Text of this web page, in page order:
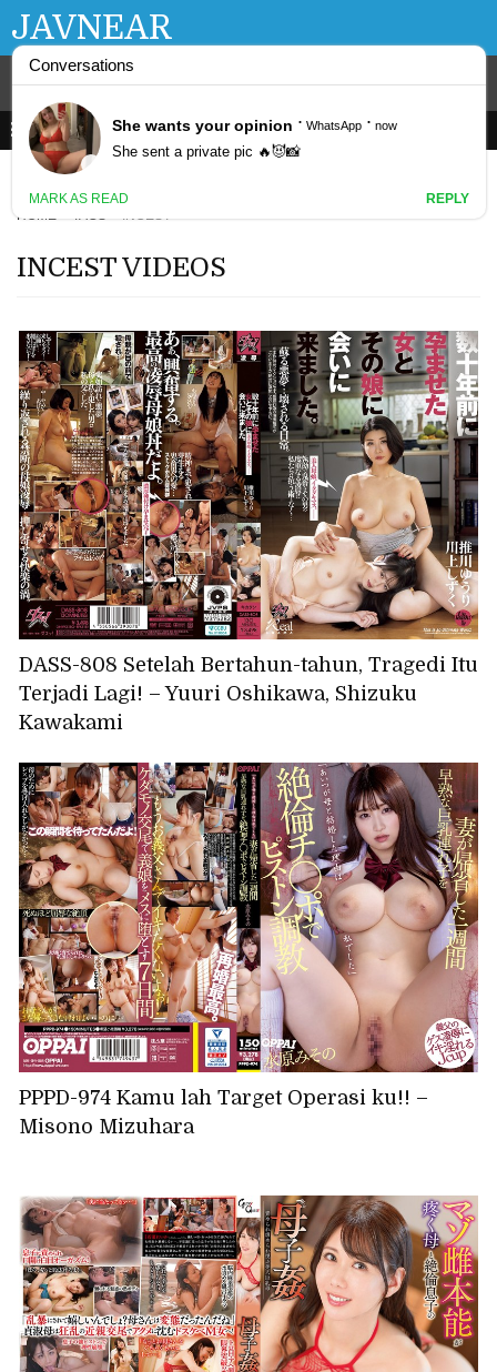
JAVNEAR
HOME TAGS INCEST
INCEST VIDEOS
DASS-808 Setelah Bertahun-tahun, Tragedi Itu
Terjadi Lagi! – Yuuri Oshikawa, Shizuku
Kawakami
PPPD-974 Kamu lah Target Operasi ku!! –
Misono Mizuhara